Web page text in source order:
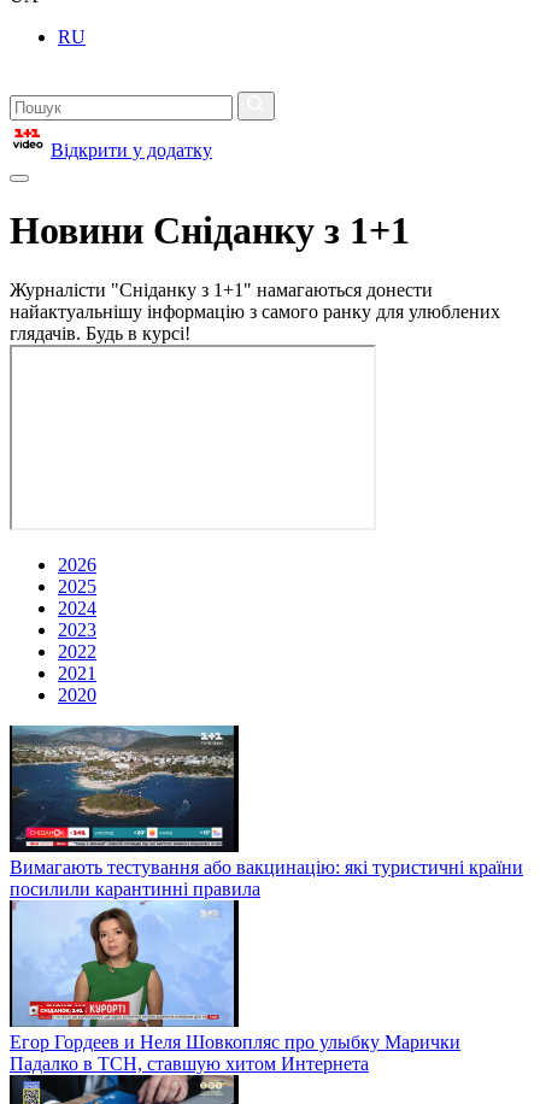
RU
Відкрити у додатку
Новини Сніданку з 1+1
Журналісти "Сніданку з 1+1" намагаються донести
найактуальнішу інформацію з самого ранку для улюблених
глядачів. Будь в курсі!
2026
2025
2024
2023
2022
2021
2020
Вимагають тестування або вакцинацію: які туристичні країни
посилили карантинні правила
Егор Гордеев и Неля Шовкопляс про улыбку Марички
Падалко в ТСН, ставшую хитом Интернета